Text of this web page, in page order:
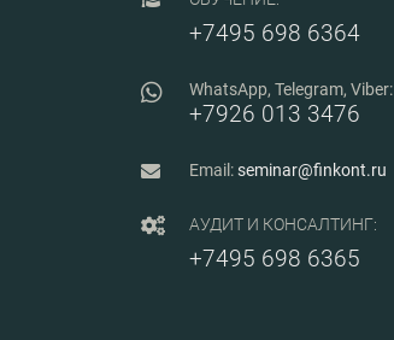
+7495 698 6364
WhatsApp, Telegram, Viber:
+7926 013 3476
Email:seminar@finkont.ru
АУДИТ И КОНСАЛТИНГ:
+7495 698 6365